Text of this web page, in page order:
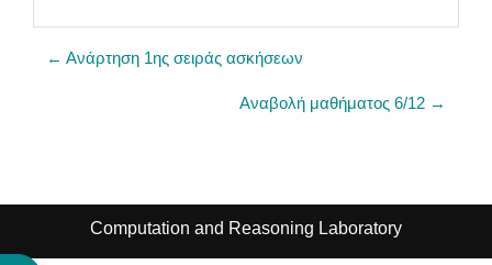
← Ανάρτηση 1ης σειράς ασκήσεων
Αναβολή μαθήματος 6/12 →
Computation and Reasoning Laboratory